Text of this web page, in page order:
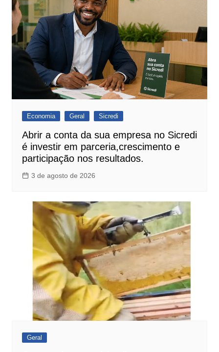
Economia Geral Sicredi
Abrir a conta da sua empresa no Sicredi
é investir em parceria,crescimento e
participação nos resultados.
3 de agosto de 2026
Geral